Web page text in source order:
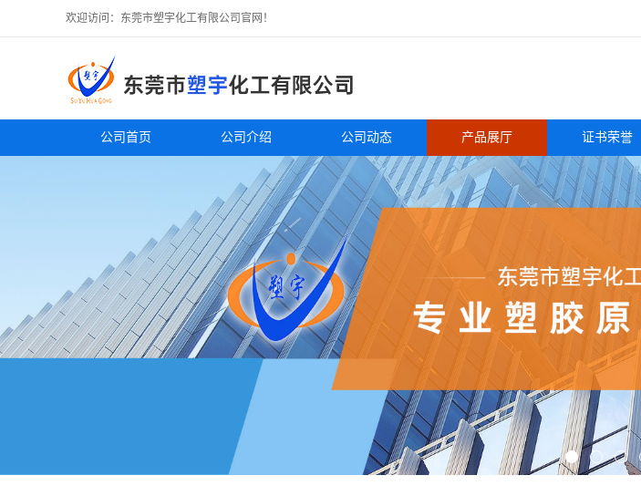
欢迎访问：东莞市塑宇化工有限公司官网！
公司首页 公司介绍 公司动态 产品展厅 证书荣誉